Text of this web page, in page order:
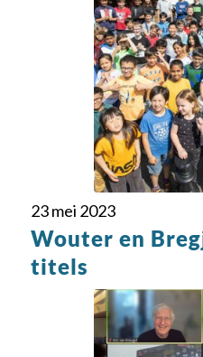
23 mei 2023
Wouter en
titels